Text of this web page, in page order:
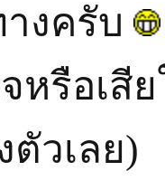
งครับ
หรือเสี
วเลย)